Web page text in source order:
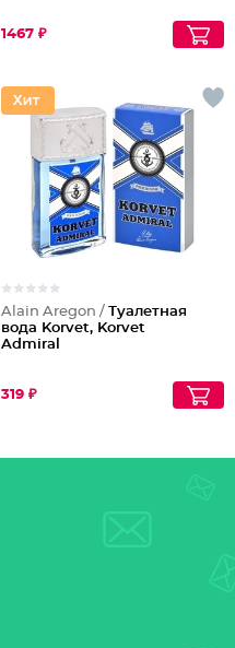
1467 ₽
Alain Aregon / Туалетная
вода Korvet, Korvet
Admiral
319 ₽